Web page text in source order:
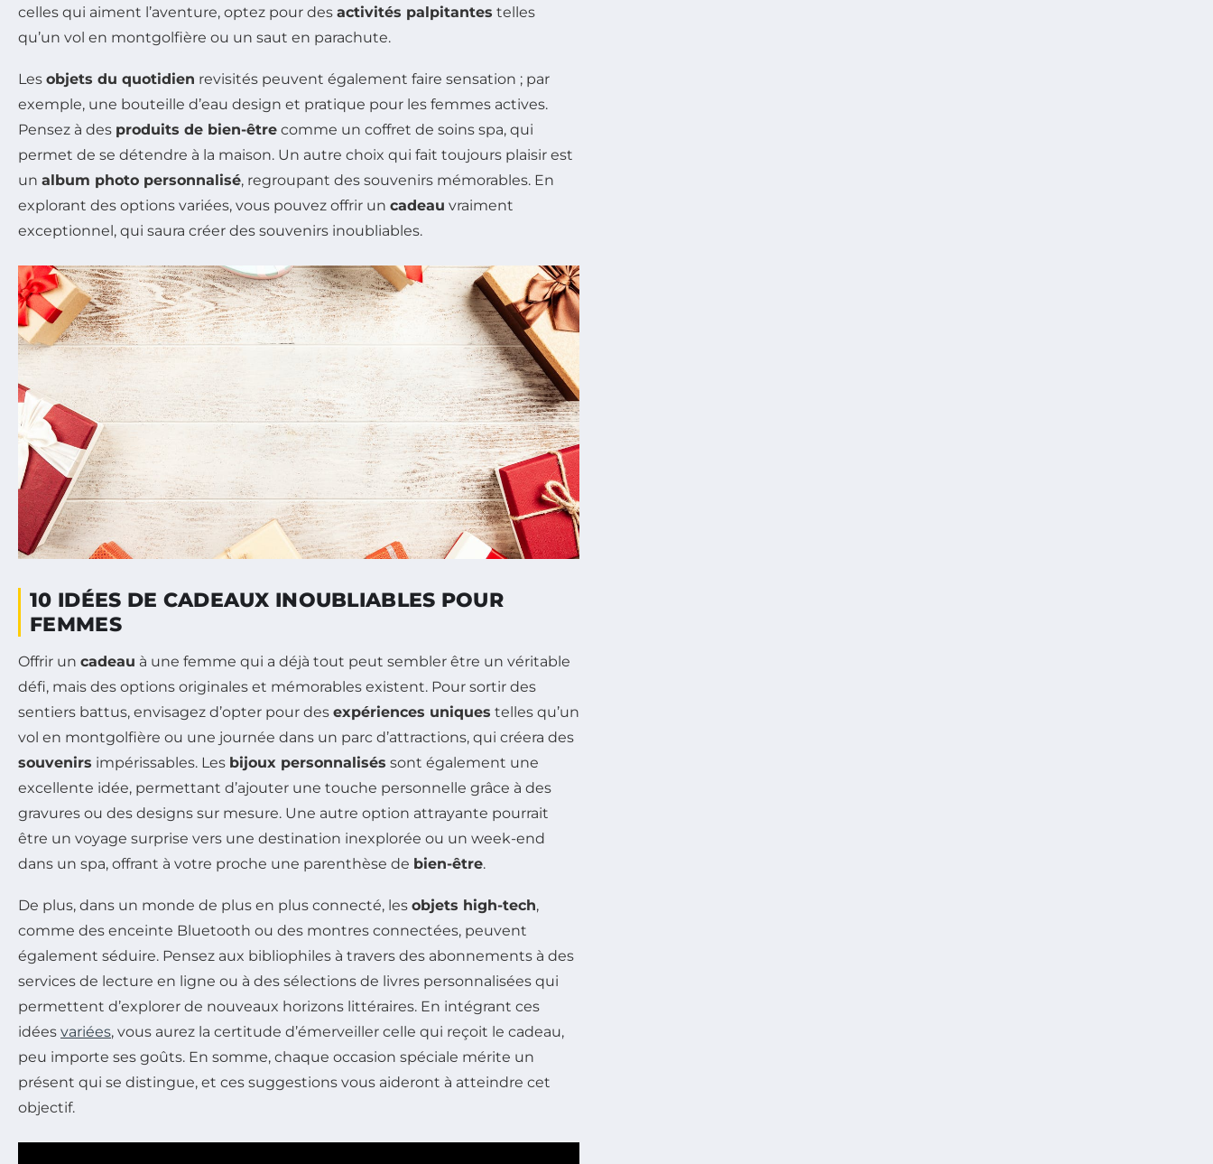
celles qui aiment l’aventure, optez pour des activités palpitantes telles
qu’un vol en montgolfière ou un saut en parachute.
Les objets du quotidien revisités peuvent également faire sensation ; par
exemple, une bouteille d’eau design et pratique pour les femmes actives.
Pensez à des produits de bien-être comme un coffret de soins spa, qui
permet de se détendre à la maison. Un autre choix qui fait toujours plaisir est
un album photo personnalisé, regroupant des souvenirs mémorables. En
explorant des options variées, vous pouvez offrir un cadeau vraiment
exceptionnel, qui saura créer des souvenirs inoubliables.
10 IDÉES DE CADEAUX INOUBLIABLES POUR
FEMMES
Offrir un cadeau à une femme qui a déjà tout peut sembler être un véritable
défi, mais des options originales et mémorables existent. Pour sortir des
sentiers battus, envisagez d’opter pour des expériences uniques telles qu’un
vol en montgolfière ou une journée dans un parc d’attractions, qui créera des
souvenirs impérissables. Les bijoux personnalisés sont également une
excellente idée, permettant d’ajouter une touche personnelle grâce à des
gravures ou des designs sur mesure. Une autre option attrayante pourrait
être un voyage surprise vers une destination inexplorée ou un week-end
dans un spa, offrant à votre proche une parenthèse de bien-être.
De plus, dans un monde de plus en plus connecté, les objets high-tech,
comme des enceinte Bluetooth ou des montres connectées, peuvent
également séduire. Pensez aux bibliophiles à travers des abonnements à des
services de lecture en ligne ou à des sélections de livres personnalisées qui
permettent d’explorer de nouveaux horizons littéraires. En intégrant ces
idées variées, vous aurez la certitude d’émerveiller celle qui reçoit le cadeau,
peu importe ses goûts. En somme, chaque occasion spéciale mérite un
présent qui se distingue, et ces suggestions vous aideront à atteindre cet
objectif.